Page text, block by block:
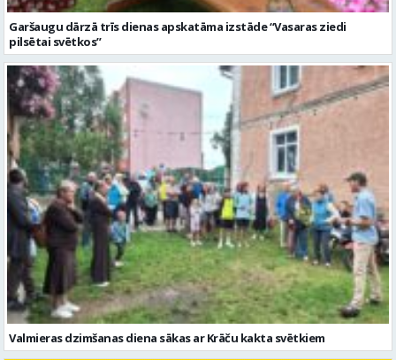
Garšaugu dārzā trīs dienas apskatāma izstāde “Vasaras ziedi
pilsētai svētkos”
Valmieras dzimšanas diena sākas ar Krāču kakta svētkiem